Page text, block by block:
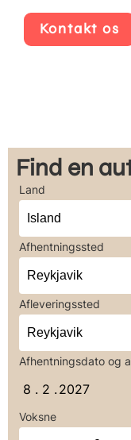
Kontakt os